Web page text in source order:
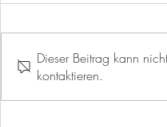
EIN WEITERER
Dieser Beitrag kann
kontaktieren.